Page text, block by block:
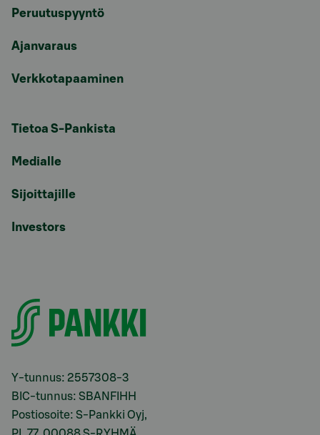
Peruutuspyyntö
Ajanvaraus
Verkkotapaaminen
Tietoa S-Pankista
Medialle
Sijoittajille
Investors
Y-tunnus: 2557308-3
BIC-tunnus: SBANFIHH
Postiosoite: S-Pankki Oyj,